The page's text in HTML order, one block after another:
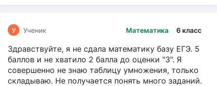
Математика 6 класс
У Ученик
Здравствуйте, я не сдала математику базу ЕГЭ. 5
баллов и не хватило 2 балла до оценки "3". Я
совершенно не знаю таблицу умножения, только
складываю. Не получается понять много заданий.